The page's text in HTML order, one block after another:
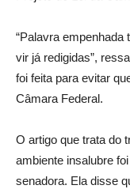
“Palavra
vir já redigidas”,
foi feita para evitar
Câmara Federal.
O artigo que trata do
ambiente insalubre
senadora. Ela disse